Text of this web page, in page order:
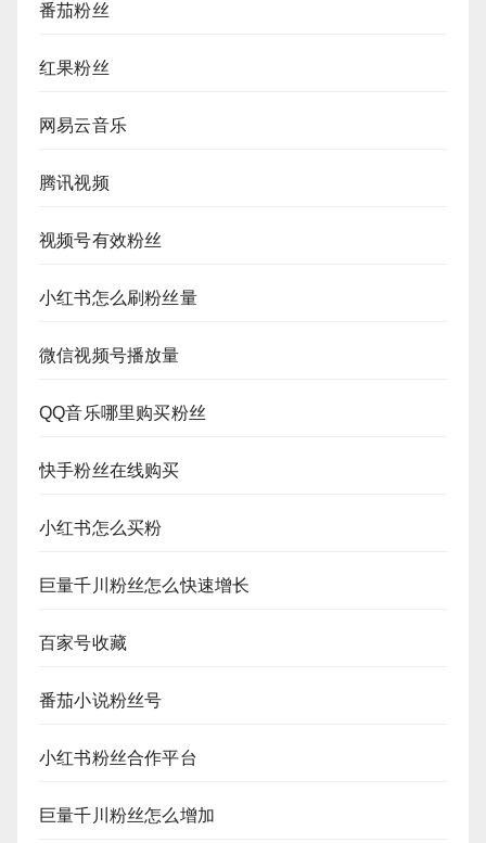
番茄粉丝
红果粉丝
网易云音乐
腾讯视频
视频号有效粉丝
小红书怎么刷粉丝量
微信视频号播放量
QQ音乐哪里购买粉丝
快手粉丝在线购买
小红书怎么买粉
巨量千川粉丝怎么快速增长
百家号收藏
番茄小说粉丝号
小红书粉丝合作平台
巨量千川粉丝怎么增加